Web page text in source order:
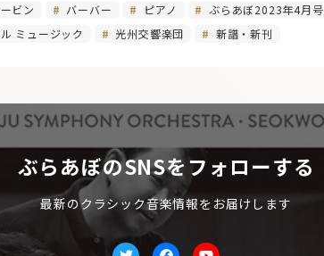
ビン バーバー ピアノ ぶらあぼ2023年4月号
ミュージック 光州交響楽団 新譜・新刊
ぶらあぼのSNSをフォローする
最新のクラシック音楽情報をお届けします